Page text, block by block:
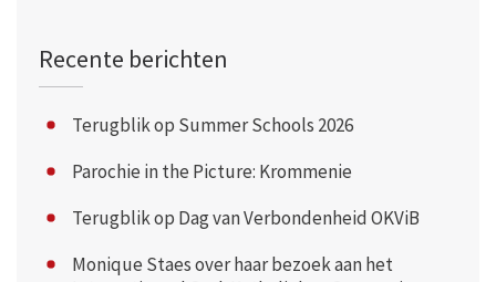
Recente berichten
Terugblik op Summer Schools 2026
Parochie in the Picture: Krommenie
Terugblik op Dag van Verbondenheid OKViB
Monique Staes over haar bezoek aan het